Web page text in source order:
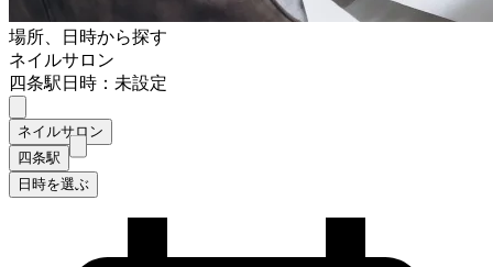
場所、日時から探す
ネイルサロン
四条駅日時：未設定
ネイルサロン
四条駅
日時を選ぶ